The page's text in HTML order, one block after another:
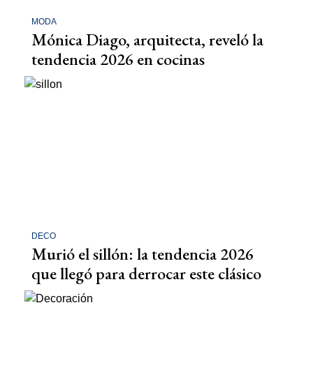
MODA
Mónica Diago, arquitecta, reveló la
tendencia 2026 en cocinas
DECO
Murió el sillón: la tendencia 2026
que llegó para derrocar este clásico